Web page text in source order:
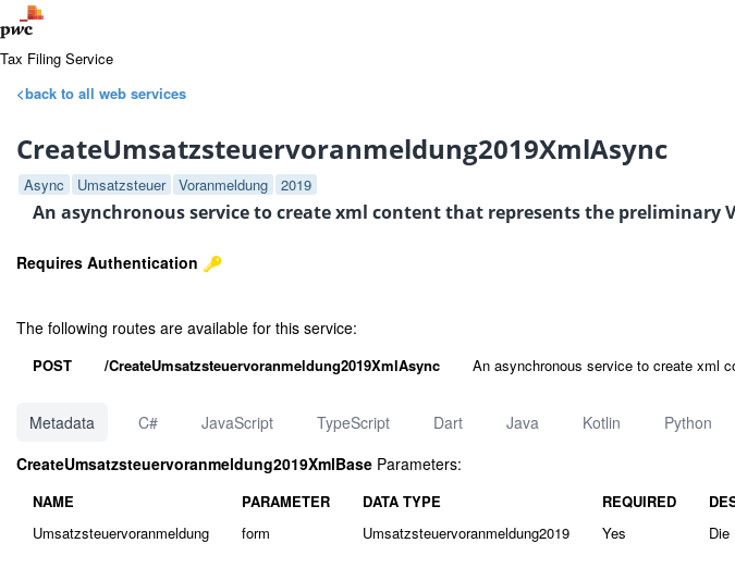
Tax Filing Service
<back to all web services
CreateUmsatzsteuervoranmeldung2019XmlAsync
Async Umsatzsteuer Voranmeldung 2019
An asynchronous service to create xml content that represents the preliminary
Requires Authentication
The following routes are available for this service:
POST /CreateUmsatzsteuervoranmeldung2019XmlAsync An asynchronous service to create xml
Metadata C# JavaScript TypeScript Dart Java Kotlin Python
CreateUmsatzsteuervoranmeldung2019XmlBase Parameters:
NAME PARAMETER DATA TYPE REQUIRED
Umsatzsteuervoranmeldung
form Umsatzsteuervoranmeldung2019 Yes Die